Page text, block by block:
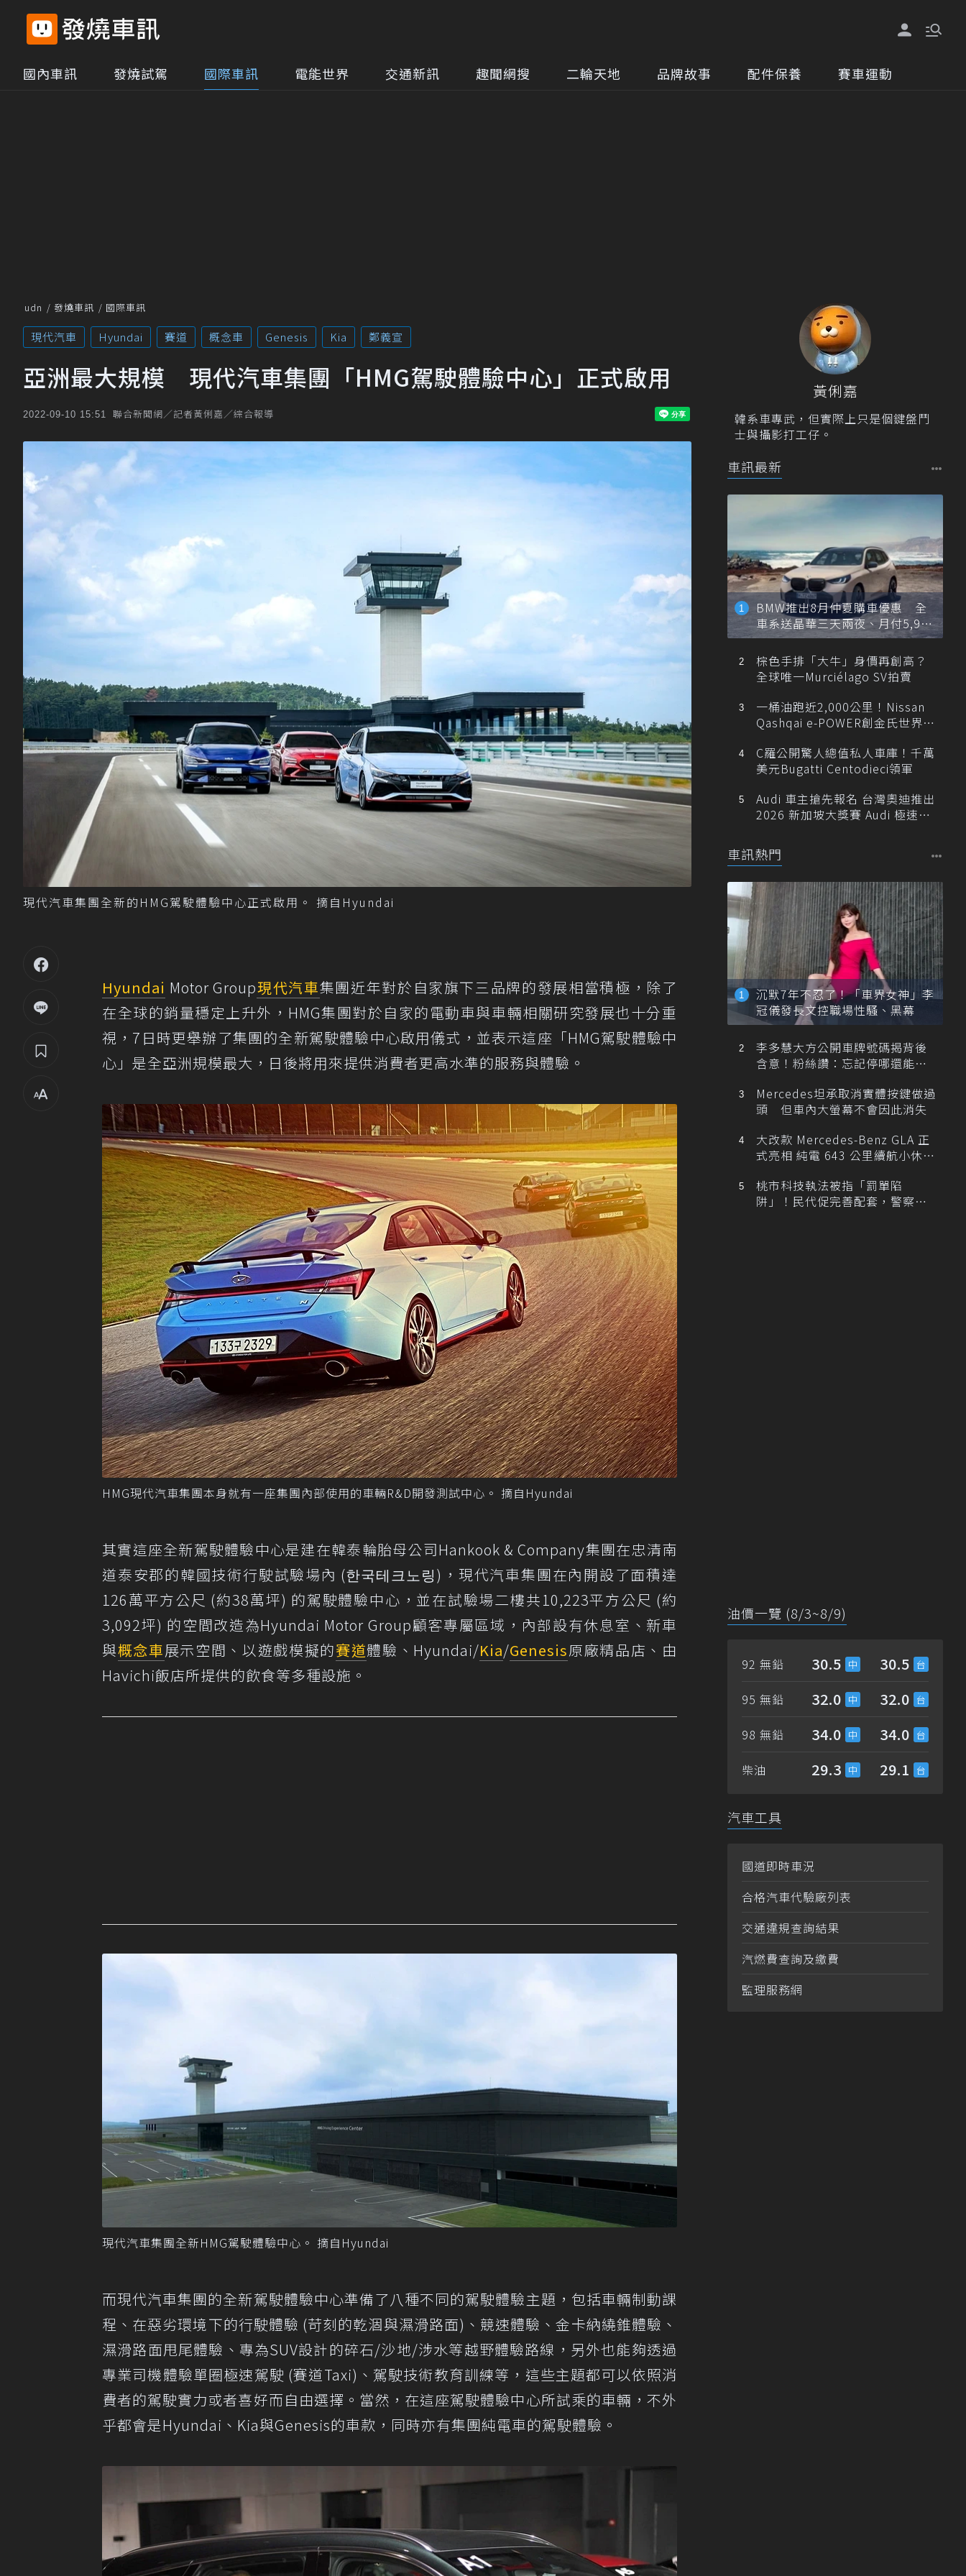
國內車訊 發燒試駕 國際車訊 電能世界 交通新訊 趣聞網搜 二輪天地 品牌故事 配件保養 賽車運動
udn 發燒車訊 國際車訊
現代汽車 Hyundai 賽道 概念車 Genesis Kia 鄭義宣
亞洲最大規模 現代汽車集團「HMG駕駛體驗中心」正式啟用
2022-09-10 15:51 聯合新聞網／記者黃俐嘉／綜合報導
現代汽車集團全新的HMG駕駛體驗中心正式啟用。 摘自Hyundai
Hyundai Motor Group現代汽車集團近年對於自家旗下三品牌的發展相當積極，除了
在全球的銷量穩定上升外，HMG集團對於自家的電動車與車輛相關研究發展也十分重
視，7日時更舉辦了集團的全新駕駛體驗中心啟用儀式，並表示這座「HMG駕駛體驗中
心」是全亞洲規模最大，日後將用來提供消費者更高水準的服務與體驗。
HMG現代汽車集團本身就有一座集團內部使用的車輛R&D開發測試中心。 摘自Hyundai
其實這座全新駕駛體驗中心是建在韓泰輪胎母公司Hankook & Company集團在忠清南
道泰安郡的韓國技術行駛試驗場內 (한국테크노링)，現代汽車集團在內開設了面積達
126萬平方公尺 (約38萬坪) 的駕駛體驗中心，並在試驗場二樓共10,223平方公尺 (約
3,092坪) 的空間改造為Hyundai Motor Group顧客專屬區域，內部設有休息室、新車
與概念車展示空間、以遊戲模擬的賽道體驗、Hyundai/Kia/Genesis原廠精品店、由
Havichi飯店所提供的飲食等多種設施。
現代汽車集團全新HMG駕駛體驗中心。 摘自Hyundai
而現代汽車集團的全新駕駛體驗中心準備了八種不同的駕駛體驗主題，包括車輛制動課
程、在惡劣環境下的行駛體驗 (苛刻的乾涸與濕滑路面)、競速體驗、金卡納繞錐體驗、
濕滑路面甩尾體驗、專為SUV設計的碎石/沙地/涉水等越野體驗路線，另外也能夠透過
專業司機體驗單圈極速駕駛 (賽道Taxi)、駕駛技術教育訓練等，這些主題都可以依照消
費者的駕駛實力或者喜好而自由選擇。當然，在這座駕駛體驗中心所試乘的車輛，不外
乎都會是Hyundai、Kia與Genesis的車款，同時亦有集團純電車的駕駛體驗。
黃俐嘉
韓系車專武，但實際上只是個鍵盤鬥
士與攝影打工仔。
車訊最新
BMW推出8月仲夏購車優惠 全
車系送晶華三天兩夜、月付5,900
元起
棕色手排「大牛」身價再創高？
全球唯一Murciélago SV拍賣
一桶油跑近2,000公里！Nissan
Qashqai e-POWER創金氏世界紀
C羅公開驚人總值私人車庫！千萬
美元Bugatti Centodieci領軍
Audi 車主搶先報名 台灣奧迪推出
2026 新加坡大獎賽 Audi 極速之
車訊熱門
沉默7年不忍了！「車界女神」李
冠儀發長文控職場性騷、黑幕
李多慧大方公開車牌號碼揭背後
含意！粉絲讚：忘記停哪還能幫
Mercedes坦承取消實體按鍵做過
頭 但車內大螢幕不會因此消失
大改款 Mercedes-Benz GLA 正
式亮相 純電 643 公里續航小休
桃市科技執法被指「罰單陷
阱」！民代促完善配套，警察局
油價一覽 (8/3~8/9)
92 無鉛 30.5 30.5
95 無鉛 32.0 32.0
98 無鉛 34.0 34.0
柴油 29.3 29.1
汽車工具
國道即時車況
合格汽車代驗廠列表
交通違規查詢結果
汽燃費查詢及繳費
監理服務網